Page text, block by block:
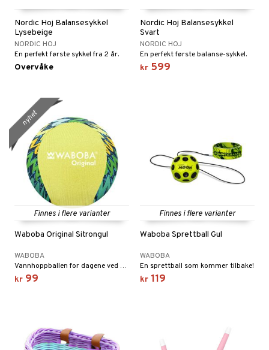
Nordic Hoj Balansesykkel
Lysebeige
NORDIC HOJ
En perfekt første sykkel fra 2 år.
Overvåke
Nordic Hoj Balansesykkel
Svart
NORDIC HOJ
En perfekt første balanse-sykkel.
kr 599
Finnes i flere varianter
Waboba Original Sitrongul
WABOBA
Vannhoppballen for dagene ved vannet.
kr 99
nyhet
Finnes i flere varianter
Waboba Sprettball Gul
WABOBA
En sprettball som kommer tilbake!
kr 119
Barn
Prinsesser
Mø
Gris
& Findus
Langstrømpe
Classic
Creator
Disney
DUPLO
Friends
Minecraft
Ninjago
Speed Champions
Super Heroes
& svar